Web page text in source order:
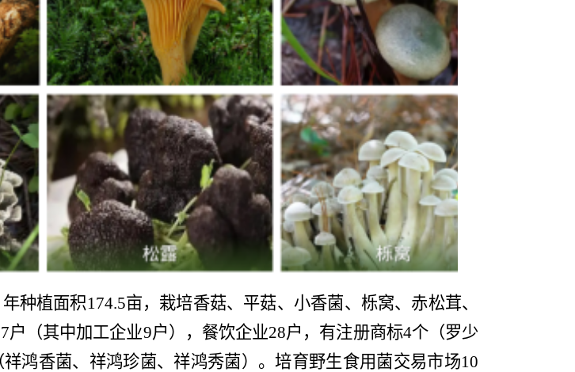
种植面积174.5亩，栽培香菇、平菇、小香菌、栎窝、赤松茸、
户（其中加工企业9户）， 餐饮企业28户，有注册商标4个（罗少
祥鸿香菌、祥鸿珍菌、祥鸿秀菌）。 培育野生食用菌交易市场10